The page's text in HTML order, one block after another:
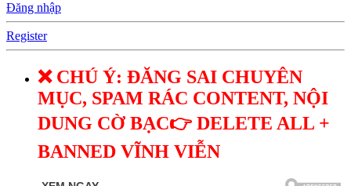
Đăng nhập
Register
❌ CHÚ Ý: ĐĂNG SAI CHUYÊN
MỤC, SPAM RÁC CONTENT, NỘI
DUNG CỜ BẠC👉 DELETE ALL +
BANNED VĨNH VIỄN